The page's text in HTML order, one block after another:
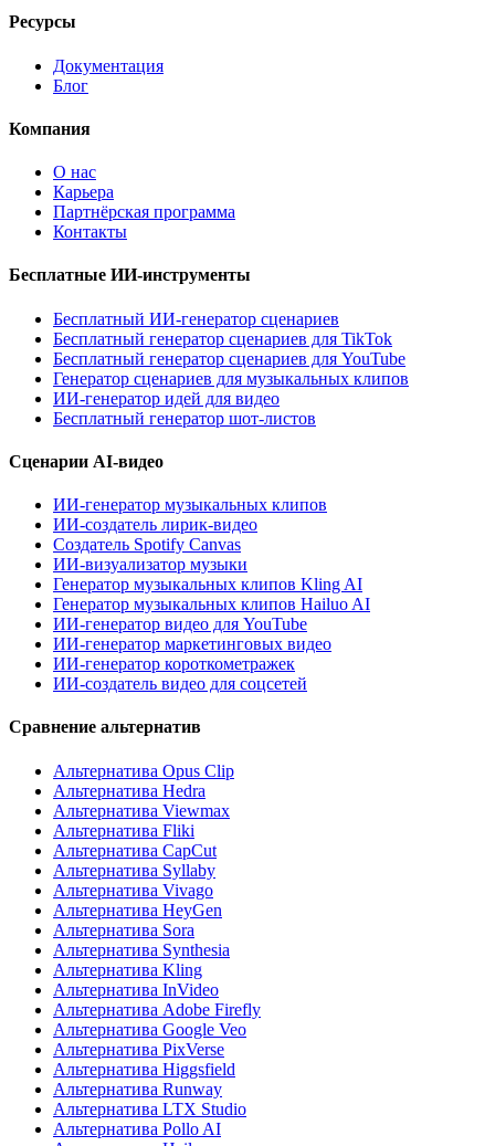
Ресурсы
Документация
Блог
Компания
О нас
Карьера
Партнёрская программа
Контакты
Бесплатные ИИ-инструменты
Бесплатный ИИ-генератор сценариев
Бесплатный генератор сценариев для TikTok
Бесплатный генератор сценариев для YouTube
Генератор сценариев для музыкальных клипов
ИИ-генератор идей для видео
Бесплатный генератор шот-листов
Сценарии AI-видео
ИИ-генератор музыкальных клипов
ИИ-создатель лирик-видео
Создатель Spotify Canvas
ИИ-визуализатор музыки
Генератор музыкальных клипов Kling AI
Генератор музыкальных клипов Hailuo AI
ИИ-генератор видео для YouTube
ИИ-генератор маркетинговых видео
ИИ-генератор короткометражек
ИИ-создатель видео для соцсетей
Сравнение альтернатив
Альтернатива Opus Clip
Альтернатива Hedra
Альтернатива Viewmax
Альтернатива Fliki
Альтернатива CapCut
Альтернатива Syllaby
Альтернатива Vivago
Альтернатива HeyGen
Альтернатива Sora
Альтернатива Synthesia
Альтернатива Kling
Альтернатива InVideo
Альтернатива Adobe Firefly
Альтернатива Google Veo
Альтернатива PixVerse
Альтернатива Higgsfield
Альтернатива Runway
Альтернатива LTX Studio
Альтернатива Pollo AI